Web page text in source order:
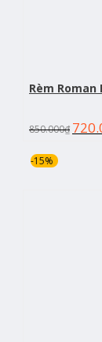
Rèm Roman
850.000₫
-15%